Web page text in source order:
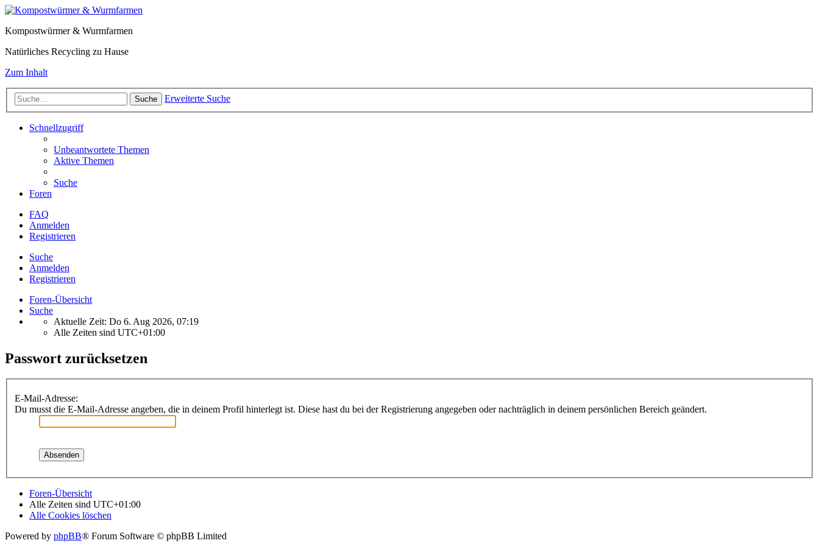
Kompostwürmer & Wurmfarmen
Natürliches Recycling zu Hause
Zum Inhalt
Suche Erweiterte Suche
Schnellzugriff
Unbeantwortete Themen
Aktive Themen
Suche
Foren
FAQ
Anmelden
Registrieren
Suche
Anmelden
Registrieren
Foren-Übersicht
Suche
Aktuelle Zeit: Do 6. Aug 2026, 07:19
Alle Zeiten sind UTC+01:00
Passwort zurücksetzen
E-Mail-Adresse:
Du musst die E-Mail-Adresse angeben, die in deinem Profil hinterlegt ist. Diese hast du bei der Registrierung angegeben oder nachträglich in deinem persönlichen Bereich geändert.
Foren-Übersicht
Alle Zeiten sind UTC+01:00
Alle Cookies löschen
Powered by phpBB® Forum Software © phpBB Limited